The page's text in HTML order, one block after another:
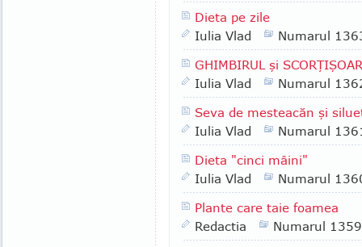
Dieta pe zile
Iulia Vlad
Numarul
GHIMBIRUL şi
Iulia Vlad
Numarul
Seva de mesteacăn şi
Iulia Vlad
Numarul
Dieta "cinci mâini"
Iulia Vlad
Numarul
Plante care taie foamea
Redactia
Numarul 1359